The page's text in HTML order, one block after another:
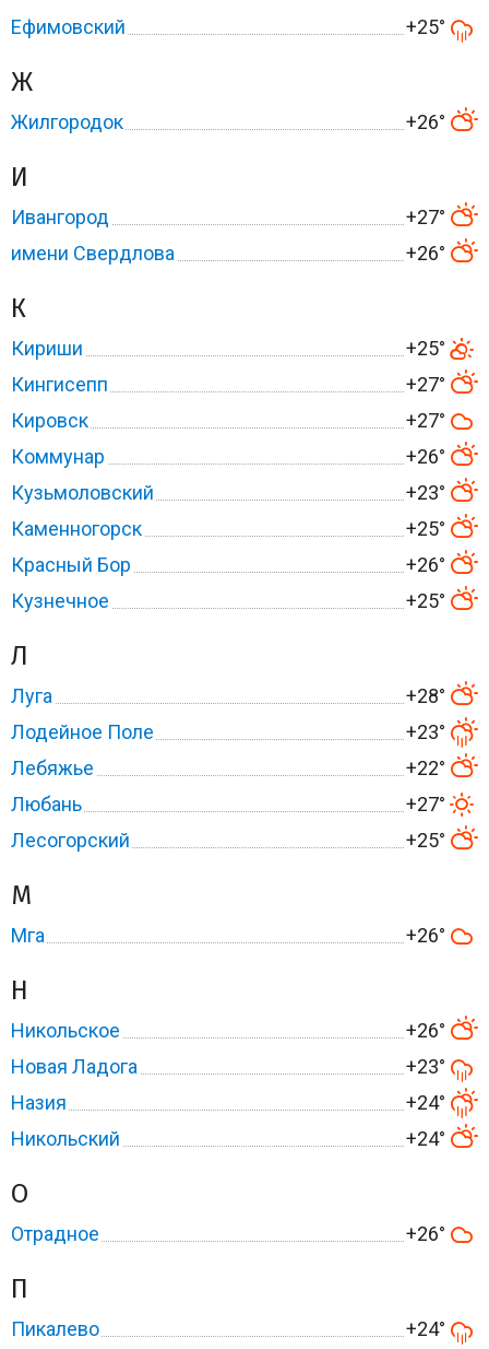
Ефимовский +25°
Ж
Жилгородок +26°
И
Ивангород
+27°
имени Свердлова
+26°
К
Кириши
+25°
Кингисепп
+27°
Кировск
+27°
Коммунар
+26°
Кузьмоловский
+23°
Каменногорск
+25°
Красный Бор
+26°
Кузнечное
+25°
Л
Луга
+28°
Лодейное Поле
+23°
Лебяжье
+22°
Любань
+27°
Лесогорский
+25°
М
Мга +26°
Н
Никольское
+26°
Новая Ладога
+23°
Назия
+24°
Никольский
+24°
О
Отрадное +26°
П
Пикалево
+24°